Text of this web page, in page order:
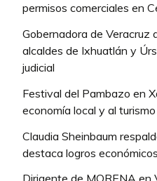
permisos comerciales en
Gobernadora de Veracruz
alcaldes de Ixhuatlán y
judicial
Festival del Pambazo en
economía local y al
Claudia Sheinbaum
destaca logros